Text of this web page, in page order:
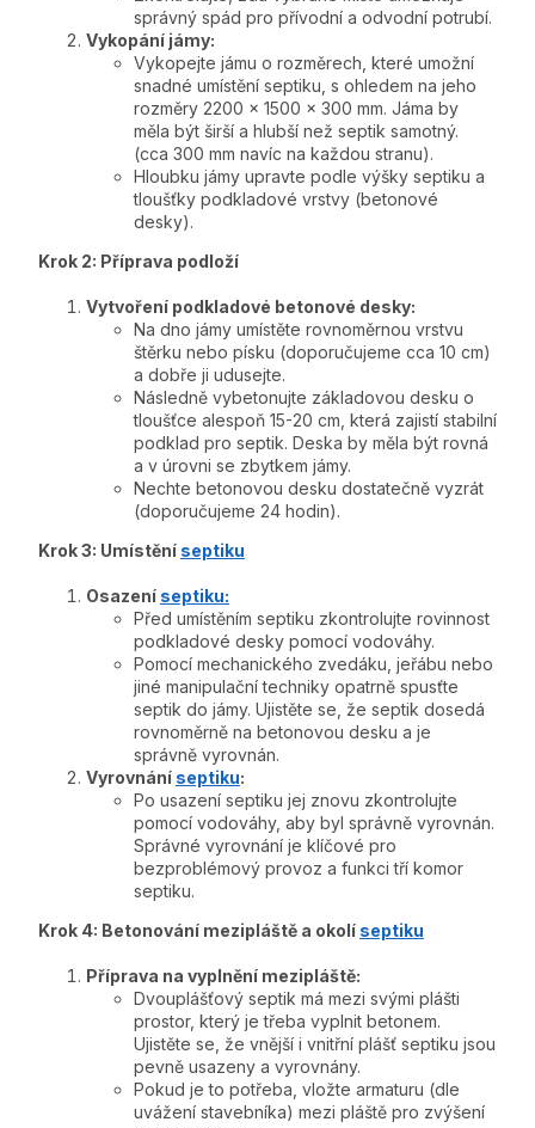
správný spád pro přívodní a odvodní potrubí.
Vykopání jámy:
Vykopejte jámu o rozměrech, které umožní
snadné umístění septiku, s ohledem na jeho
rozměry 2200 x 1500 x 300 mm. Jáma by
měla být širší a hlubší než septik samotný.
(cca 300 mm navíc na každou stranu).
Hloubku jámy upravte podle výšky septiku a
tloušťky podkladové vrstvy (betonové
desky).
Krok 2: Příprava podloží
Vytvoření podkladové betonové desky:
Na dno jámy umístěte rovnoměrnou vrstvu
štěrku nebo písku (doporučujeme cca 10 cm)
a dobře ji udusejte.
Následně vybetonujte základovou desku o
tloušťce alespoň 15-20 cm, která zajistí stabilní
podklad pro septik. Deska by měla být rovná
a v úrovni se zbytkem jámy.
Nechte betonovou desku dostatečně vyzrát
(doporučujeme 24 hodin).
Krok 3: Umístění septiku
Osazení septiku:
Před umístěním septiku zkontrolujte rovinnost
podkladové desky pomocí vodováhy.
Pomocí mechanického zvedáku, jeřábu nebo
jiné manipulační techniky opatrně spusťte
septik do jámy. Ujistěte se, že septik dosedá
rovnoměrně na betonovou desku a je
správně vyrovnán.
Vyrovnání septiku:
Po usazení septiku jej znovu zkontrolujte
pomocí vodováhy, aby byl správně vyrovnán.
Správné vyrovnání je klíčové pro
bezproblémový provoz a funkci tří komor
septiku.
Krok 4: Betonování mezipláště a okolí septiku
Příprava na vyplnění mezipláště:
Dvouplášťový septik má mezi svými plášti
prostor, který je třeba vyplnit betonem.
Ujistěte se, že vnější i vnitřní plášť septiku jsou
pevně usazeny a vyrovnány.
Pokud je to potřeba, vložte armaturu (dle
uvážení stavebníka) mezi pláště pro zvýšení